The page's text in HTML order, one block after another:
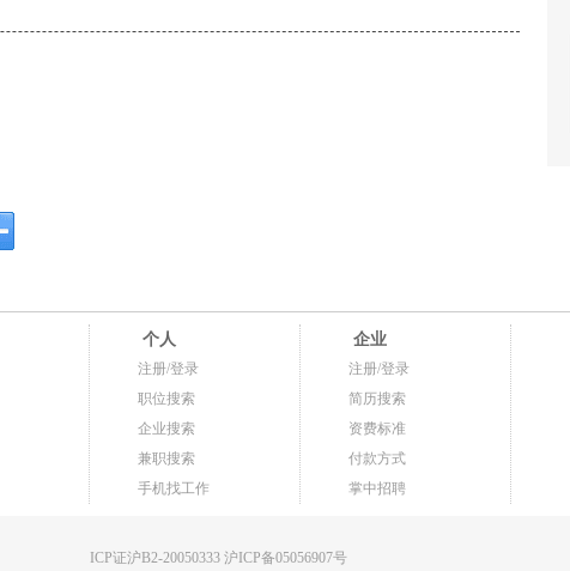
个人
注册/登录
职位搜索
企业搜索
兼职搜索
手机找工作
企业
注册/登录
简历搜索
资费标准
付款方式
掌中招聘
ICP证沪B2-20050333 沪ICP备05056907号